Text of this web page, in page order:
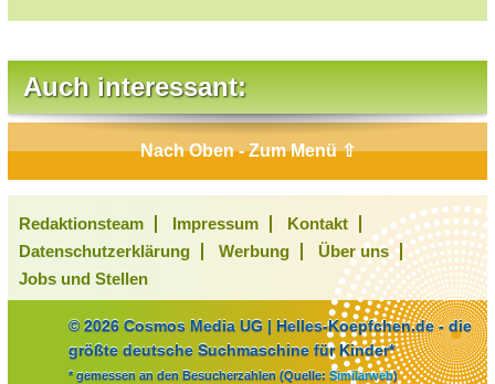
Auch interessant:
Nach Oben - Zum Menü ⇧
Redaktionsteam Impressum
Kontakt
Datenschutzerklärung
Werbung
Über uns
Jobs und Stellen
© 2026 Cosmos Media UG | Helles-Koepfchen.de - die
größte deutsche Suchmaschine für Kinder*
* gemessen an den Besucherzahlen (Quelle: Similarweb)